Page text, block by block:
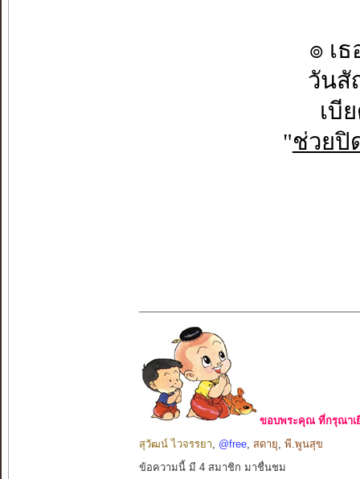
๏ เ
วัน
เบี
"ช่วยปิ
ขอบพระคุณ ที่กรุณาเ
สุวัฒน์ ไวจรรยา
@free, สดายุ พี.พูนสุข
ข้อความนี้ มี 4 สมาชิก มาชื่นชม